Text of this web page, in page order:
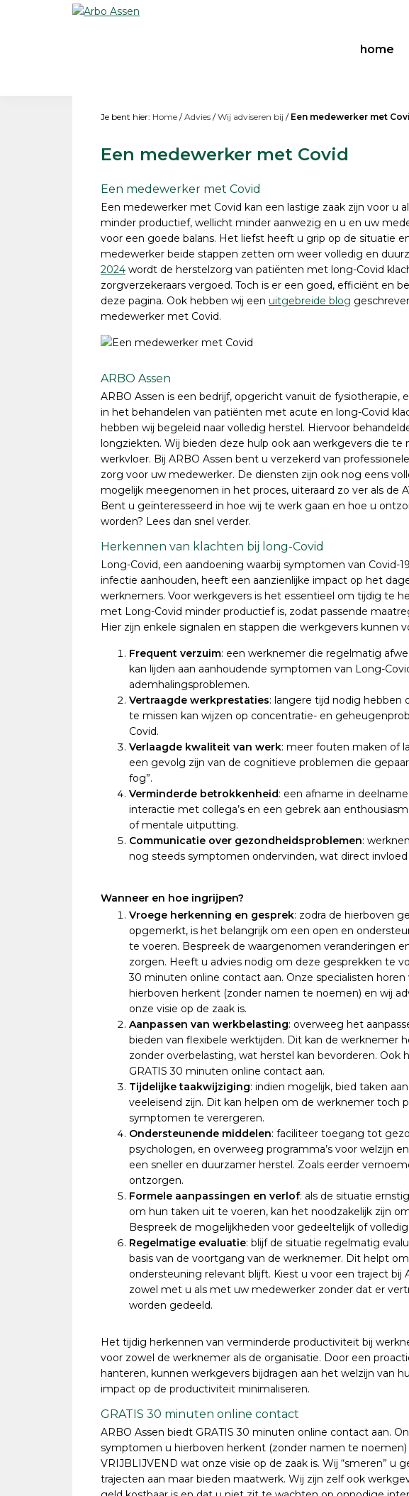
home
Je bent hier: Home /Advies /Wij adviseren bij / Een medewerker met
Een medewerker met Covid
Een medewerker met Covid
Een medewerker met Covid kan een lastige zaak zijn voor u
minder productief, wellicht minder aanwezig en u en uw
voor een goede balans. Het liefst heeft u grip op de situatie
medewerker beide stappen zetten om weer volledig en
2024 wordt de herstelzorg van patiënten met long-Covid
zorgverzekeraars vergoed. Toch is er een goed, efficiënt en
deze pagina. Ook hebben wij een uitgebreide blog
medewerker met Covid.
ARBO Assen
ARBO Assen is een bedrijf, opgericht vanuit de fysiotherapie,
in het behandelen van patiënten met acute en long-Covid
hebben wij begeleid naar volledig herstel. Hiervoor
longziekten. Wij bieden deze hulp ook aan werkgevers die
werkvloer. Bij ARBO Assen bent u verzekerd van
zorg voor uw medewerker. De diensten zijn ook nog eens
mogelijk meegenomen in het proces, uiteraard zo ver als de
Bent u geïnteresseerd in hoe wij te werk gaan en hoe u
worden? Lees dan snel verder.
Herkennen van klachten bij long-Covid
Long-Covid, een aandoening waarbij symptomen van Covid-
infectie aanhouden, heeft een aanzienlijke impact op het
werknemers. Voor werkgevers is het essentieel om tijdig te
met Long-Covid minder productief is, zodat passende
Hier zijn enkele signalen en stappen die werkgevers kunnen
Frequent verzuim: een werknemer die regelmatig
kan lijden aan aanhoudende symptomen van Long-
ademhalingsproblemen.
Vertraagde werkprestaties: langere tijd nodig hebben
te missen kan wijzen op concentratie- en
Covid.
Verlaagde kwaliteit van werk: meer fouten maken of
een gevolg zijn van de cognitieve problemen die
fog”.
Verminderde betrokkenheid: een afname in
interactie met collega’s en een gebrek aan
of mentale uitputting.
Communicatie over gezondheidsproblemen:
nog steeds symptomen ondervinden, wat direct
Wanneer en hoe ingrijpen?
Vroege herkenning en gesprek: zodra de hierboven
opgemerkt, is het belangrijk om een open en
te voeren. Bespreek de waargenomen veranderingen
zorgen. Heeft u advies nodig om deze gesprekken te
30 minuten online contact aan. Onze specialisten
hierboven herkent (zonder namen te noemen) en wij
onze visie op de zaak is.
Aanpassen van werkbelasting: overweeg het
bieden van flexibele werktijden. Dit kan de werknemer
zonder overbelasting, wat herstel kan bevorderen. Ook
GRATIS 30 minuten online contact aan.
Tijdelijke taakwijziging: indien mogelijk, bied taken
veeleisend zijn. Dit kan helpen om de werknemer toch
symptomen te verergeren.
Ondersteunende middelen: faciliteer toegang tot
psychologen, en overweeg programma’s voor welzijn
een sneller en duurzamer herstel. Zoals eerder
ontzorgen.
Formele aanpassingen en verlof: als de situatie
om hun taken uit te voeren, kan het noodzakelijk zijn
Bespreek de mogelijkheden voor gedeeltelijk of
Regelmatige evaluatie: blijf de situatie regelmatig
basis van de voortgang van de werknemer. Dit helpt
ondersteuning relevant blijft. Kiest u voor een traject bij
zowel met u als met uw medewerker zonder dat er
worden gedeeld.
Het tijdig herkennen van verminderde productiviteit bij
voor zowel de werknemer als de organisatie. Door een
hanteren, kunnen werkgevers bijdragen aan het welzijn van
impact op de productiviteit minimaliseren.
GRATIS 30 minuten online contact
ARBO Assen biedt GRATIS 30 minuten online contact aan.
symptomen u hierboven herkent (zonder namen te noemen)
VRIJBLIJVEND wat onze visie op de zaak is. Wij “smeren” u
trajecten aan maar bieden maatwerk. Wij zijn zelf ook